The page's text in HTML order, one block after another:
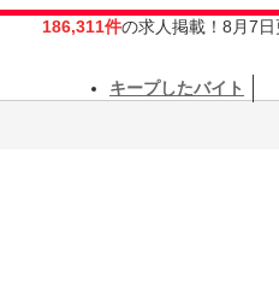
186,311件の求人掲載！8月7日
キープしたバイト